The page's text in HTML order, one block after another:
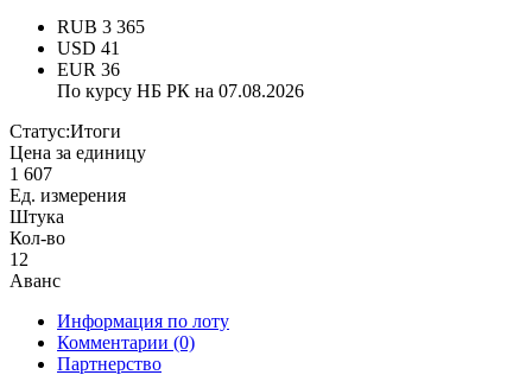
RUB 3 365
USD 41
EUR 36
По курсу НБ РК на 07.08.2026
Статус:Итоги
Цена за единицу
1 607
Ед. измерения
Штука
Кол-во
12
Аванс
Информация по лоту
Комментарии (0)
Партнерство